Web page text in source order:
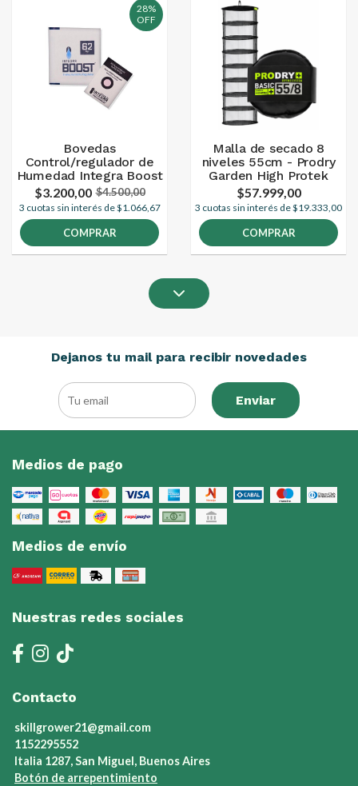
28%
OFF
Bovedas
Control/regulador de
Humedad Integra Boost
$3.200,00 $4.500,00
3 cuotas sin interés de $1.066,67
COMPRAR
Malla de secado 8
niveles 55cm - Prodry
Garden High Protek
$57.999,00
3 cuotas sin interés de $19.333,00
COMPRAR
Dejanos tu mail para recibir novedades
Enviar
Medios de pago
Medios de envío
Nuestras redes sociales
Contacto
skillgrower21@gmail.com
1152295552
Italia 1287, San Miguel, Buenos Aires
Botón de arrepentimiento